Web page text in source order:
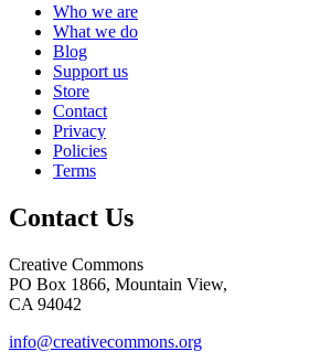
Who we are
What we do
Blog
Support us
Store
Contact
Privacy
Policies
Terms
Contact Us
Creative Commons
PO Box 1866, Mountain View,
CA 94042
info@creativecommons.org